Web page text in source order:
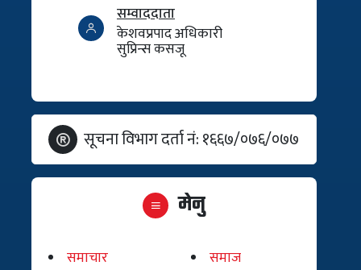
सम्वाददाता
केशवप्रपाद अधिकारी
सुप्रिन्स कसजू
सूचना विभाग दर्ता नं: १६६७/०७६/०७७
मेनु
समाचार
समाज